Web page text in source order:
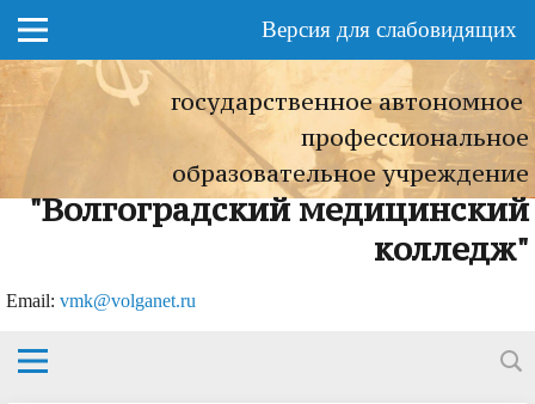
Версия для слабовидящих
государственное автономное
профессиональное
образовательное учреждение
"Волгоградский медицинский
колледж"
Еmail: vmk@volganet.ru